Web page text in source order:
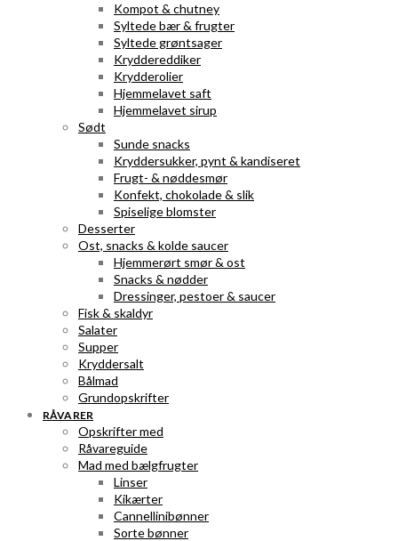
Kompot & chutney
Syltede bær & frugter
Syltede grøntsager
Kryddereddiker
Krydderolier
Hjemmelavet saft
Hjemmelavet sirup
Sødt
Sunde snacks
Kryddersukker, pynt & kandiseret
Frugt- & nøddesmør
Konfekt, chokolade & slik
Spiselige blomster
Desserter
Ost, snacks & kolde saucer
Hjemmerørt smør & ost
Snacks & nødder
Dressinger, pestoer & saucer
Fisk & skaldyr
Salater
Supper
Kryddersalt
Bålmad
Grundopskrifter
RÅVARER
Opskrifter med
Råvareguide
Mad med bælgfrugter
Linser
Kikærter
Cannellinibønner
Sorte bønner